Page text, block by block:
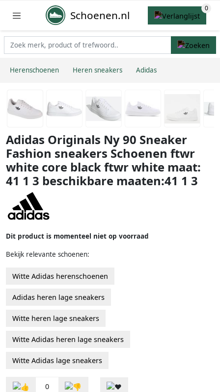
Schoenen.nl
Herenschoenen Heren sneakers Adidas
Adidas Originals Ny 90 Sneaker
Fashion sneakers Schoenen ftwr
white core black ftwr white maat:
41 1 3 beschikbare maaten:41 1 3
Dit product is momenteel niet op voorraad
Bekijk relevante schoenen:
Witte Adidas herenschoenen
Adidas heren lage sneakers
Witte heren lage sneakers
Witte Adidas heren lage sneakers
Witte Adidas lage sneakers
0